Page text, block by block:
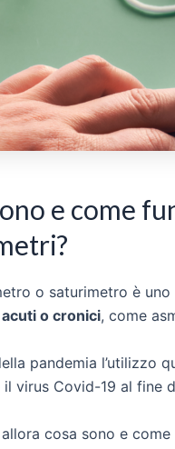
e come
o saturimetro è
o cronici, come
pandemia l’utilizzo
virus Covid-19 al fine
cosa sono e